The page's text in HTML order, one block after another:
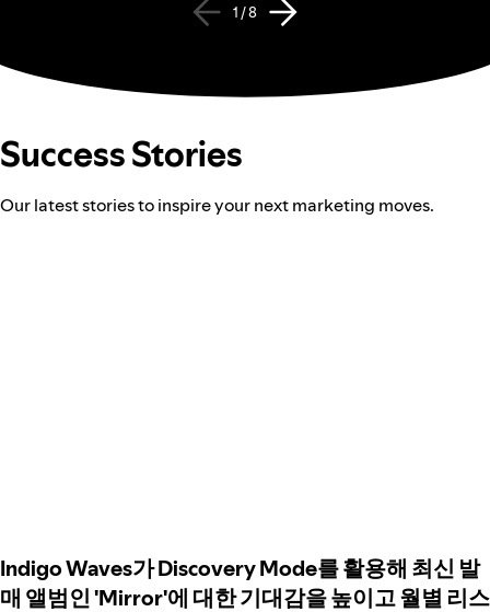
1 / 8
Success Stories
Our latest stories to inspire your next marketing moves.
Indigo Waves가 Discovery Mode를 활용해 최신 발
매 앨범인 'Mirror'에 대한 기대감을 높이고 월별 리스